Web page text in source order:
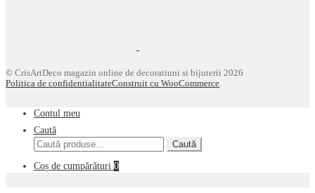
© CrisArtDeco magazin online de decoratiuni si bijuterii 2026
Politica de confidentialitateConstruit cu WooCommerce.
Contul meu
Caută
Caută
după:
Caută
Coș de cumpărături 0